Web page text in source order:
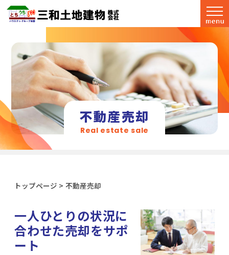
不動産売却
Real estate sale
トップページ > 不動産売却
一人ひとりの状況に
合わせた売却をサポ
ート